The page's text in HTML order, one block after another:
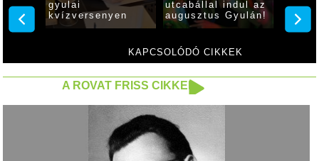
KAPCSOLÓDÓ CIKKEK
gyulai
kvízversenyen
utcabállal indul az
augusztus Gyulán!
A ROVAT FRISS CIKKEI